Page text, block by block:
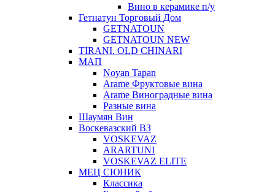
Вино в керамике п/у
Гетнатун Торговый Дом
GETNATOUN
GETNATOUN NEW
TIRANI. OLD CHINARI
МАП
Noyan Tapan
Arame Фруктовые вина
Arame Виноградные вина
Разные вина
Шаумян Вин
Воскевазский ВЗ
VOSKEVAZ
ARARTUNI
VOSKEVAZ ELITE
МЕЦ СЮНИК
Классика